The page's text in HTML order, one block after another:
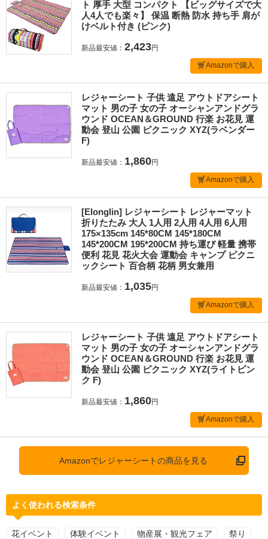
ト 厚手 大型 コンパクト 【ビッグサイズで大
人4人でも楽々】 保温 断熱 防水 持ち手 肩が
けベルト付き (ピンク)
新品最安値： 2,423円
Amazonで購入
レジャーシート 子供 遠足 アウトドアシート
マット 男の子 女の子 オーシャンアンドグラ
ウンド OCEAN＆GROUND 行楽 お花見 運
動会 登山 公園 ピクニック XYZ(ラベンダー
F)
新品最安値： 1,860円
Amazonで購入
[Elonglin] レジャーシート レジャーマット
折りたたみ 大人 1人用 2人用 4人用 6人用
175×135cm 145*80CM 145*180CM
145*200CM 195*200CM 持ち運び 軽量 携帯
便利 花見 花火大会 運動会 キャンプ ピクニ
ックシート 百合柄 花柄 男女兼用
新品最安値： 1,035円
Amazonで購入
レジャーシート 子供 遠足 アウトドアシート
マット 男の子 女の子 オーシャンアンドグラ
ウンド OCEAN＆GROUND 行楽 お花見 運
動会 登山 公園 ピクニック XYZ(ライトピン
ク F)
新品最安値： 1,860円
Amazonで購入
Amazonでレジャーシートの商品を見る
よく使われる検索条件
花イベント 体験イベント 物産展・観光フェア 祭り